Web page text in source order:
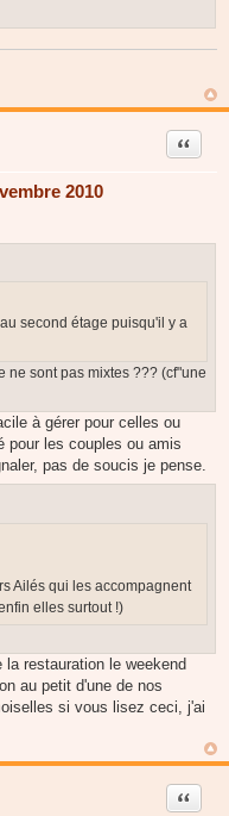
2010
Citer
second étage puisqu'il y a
ne sont pas mixtes ??? (cf"une
à gérer pour celles ou
pour les couples ou amis
pas de soucis je pense.
Ailés qui les accompagnent
elles surtout !)
restauration le weekend
au petit d'une de nos
si vous lisez ceci, j'ai
Citer